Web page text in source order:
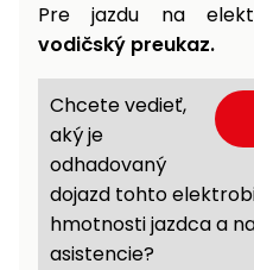
Pre jazdu na
vodičský preukaz.
Chcete vedieť,
aký je
odhadovaný
dojazd tohto
hmotnosti jazdca a
asistencie?